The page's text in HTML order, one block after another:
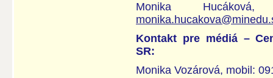
Monika
Kontakt pre médiá –
SR:
Monika Vozárová, mobil: